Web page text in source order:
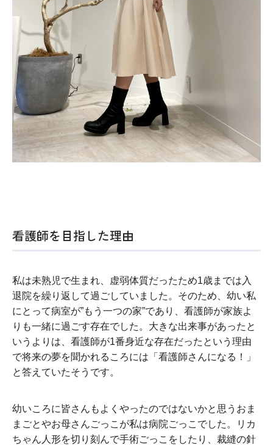
看護師を目指した理由
私は未熟児で生まれ、虚弱体質だったため1歳までは入
退院を繰り返して過ごしていました。そのため、幼い私
にとって病室が”もう一つの家”であり、看護師が家族よ
りも一緒に過ごす存在でした。大きな出来事があったと
いうよりは、看護師が1番身近な存在だったという理由
で将来の夢を聞かれるころには「看護師さんになる！」
と答えていたそうです。
幼いころに皆さんもよくやったのではないかと思うおま
まごとやお母さんごっこが私は病院ごっこでした。リカ
ちゃん人形を切り刻んで手術ごっこをしたり、裁縫の針